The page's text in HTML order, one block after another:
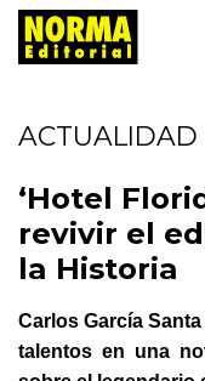
ACTUALIDAD
‘Hotel
revivir el
la Historia
Carlos García
talentos en una